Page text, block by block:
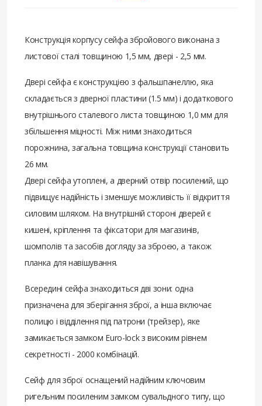
Конструкція корпусу сейфа збройового виконана з
листової сталі товщиною 1,5 мм, двері - 2,5 мм.
Двері сейфа є конструкцією з фальшпанеллю, яка
складається з дверної пластини (1.5 мм) і додаткового
внутрішнього сталевого листа товщиною 1,0 мм для
збільшення міцності. Між ними знаходиться
порожнина, загальна товщина конструкції становить
26 мм.
Двері сейфа утоплені, а дверний отвір посилений, що
підвищує надійність і зменшує можливість її відкриття
силовим шляхом. На внутрішній стороні дверей є
кишені, кріплення та фіксатори для магазинів,
шомполів та засобів догляду за зброєю, а також
планка для навішування.
Всередині сейфа знаходиться дві зони: одна
призначена для зберігання зброї, а інша включає
полицю і відділення під патрони (трейзер), яке
замикається замком Euro-lock з високим рівнем
секретності - 2000 комбінацій.
Сейф для зброї оснащений надійним ключовим
ригельним посиленим замком сувальдного типу, що